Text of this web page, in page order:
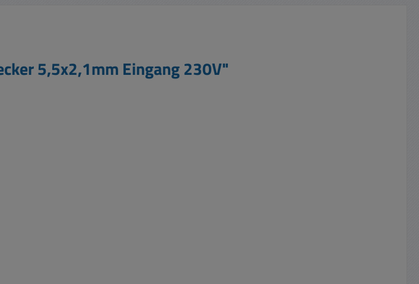
5,5x2,1mm Eingang 230V"